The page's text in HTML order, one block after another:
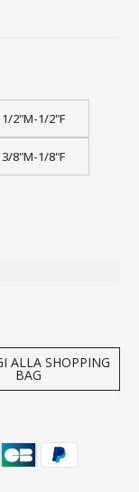
1/2"M-1/2"F
3/8"M-1/8"F
ALLA SHOPPING
BAG